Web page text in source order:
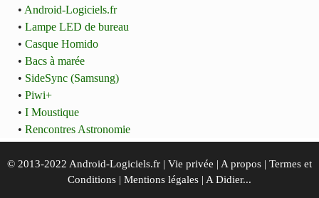
• Android-Logiciels.fr
• Lampe LED de bureau
• Casque Homido
• Bacs à marée
• SideSync (Samsung)
• Piwi+
• I Moustique
• Rencontres Astronomie
© 2013-2022 Android-Logiciels.fr | Vie privée | A propos | Termes et
Conditions | Mentions légales | A Didier...